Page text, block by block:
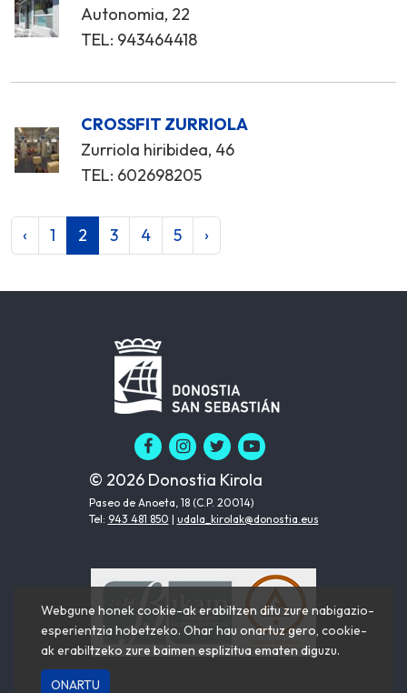
Autonomia, 22
TEL: 943464418
CROSSFIT ZURRIOLA
Zurriola hiribidea, 46
TEL: 602698205
‹ 1 2 3 4 5 ›
© 2026 Donostia Kirola
Paseo de Anoeta, 18 (C.P. 20014)
Tel: 943 481 850 | udala_kirolak@donostia.eus
Webgune honek cookie-ak erabiltzen ditu zure nabigazio-
esperientzia hobetzeko. Ohar hau onartuz gero, cookie-
ak erabiltzeko zure baimen esplizitua ematen diguzu.
ONARTU